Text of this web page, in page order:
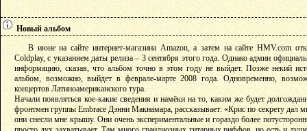
Новый альбом
В июне на сайте интернет-магазина Amazon, а затем на сайте HMV.com
Coldplay, с указанием даты релиза – 3 сентября этого года. Однако админ
информацию, сказав, что альбом точно в этом году не выйдет. Позже некий
альбом, возможно, выйдет в феврале-марте 2008 года. Одновременно,
концертов Латиноамериканского тура.
Начали появляться кое-какие сведения и намёки на то, каким же будет
фронтмен группы Embrace Дэнни Макнамара, рассказывает: «Крис по секрету дал
они снесли мне крышу. Они очень экспериментальные и гораздо более